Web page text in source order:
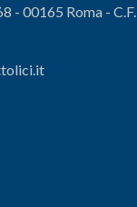
- 00165 Roma - C.F.